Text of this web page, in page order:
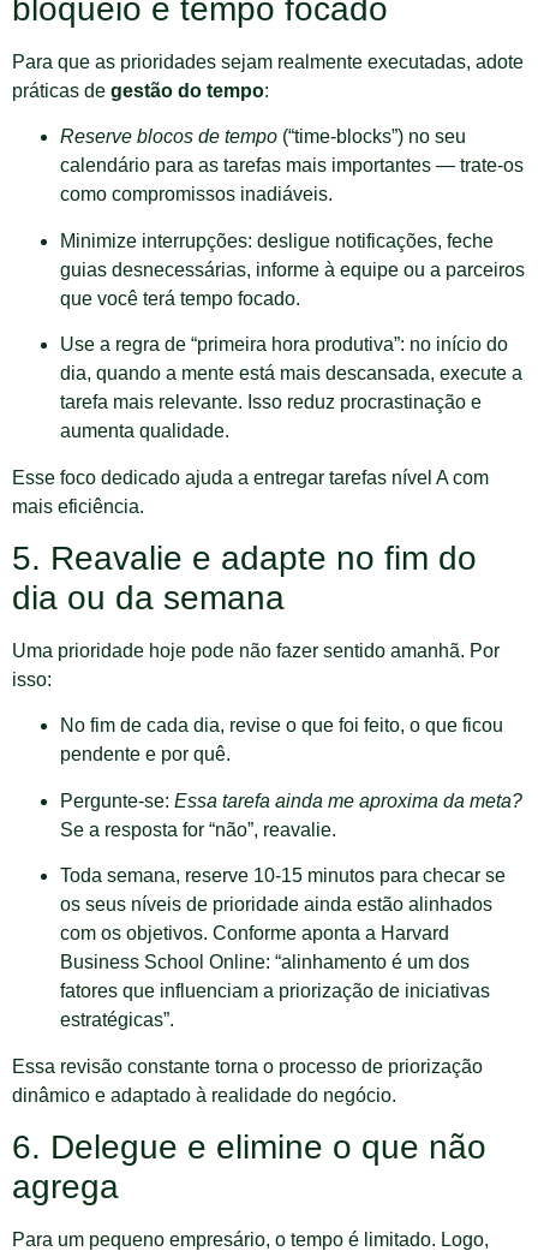
bloqueio e tempo focado
Para que as prioridades sejam realmente executadas, adote
práticas de gestão do tempo:
Reserve blocos de tempo (“time-blocks”) no seu
calendário para as tarefas mais importantes — trate-os
como compromissos inadiáveis.
Minimize interrupções: desligue notificações, feche
guias desnecessárias, informe à equipe ou a parceiros
que você terá tempo focado.
Use a regra de “primeira hora produtiva”: no início do
dia, quando a mente está mais descansada, execute a
tarefa mais relevante. Isso reduz procrastinação e
aumenta qualidade.
Esse foco dedicado ajuda a entregar tarefas nível A com
mais eficiência.
5. Reavalie e adapte no fim do
dia ou da semana
Uma prioridade hoje pode não fazer sentido amanhã. Por
isso:
No fim de cada dia, revise o que foi feito, o que ficou
pendente e por quê.
Pergunte-se: Essa tarefa ainda me aproxima da meta?
Se a resposta for “não”, reavalie.
Toda semana, reserve 10-15 minutos para checar se
os seus níveis de prioridade ainda estão alinhados
com os objetivos. Conforme aponta a Harvard
Business School Online: “alinhamento é um dos
fatores que influenciam a priorização de iniciativas
estratégicas”.
Essa revisão constante torna o processo de priorização
dinâmico e adaptado à realidade do negócio.
6. Delegue e elimine o que não
agrega
Para um pequeno empresário, o tempo é limitado. Logo,